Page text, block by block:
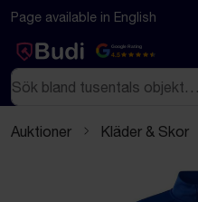
Hoppa till innehåll
Textbaserad (markdown)
Page available in English
Google Rating
4.5
Sök
Auktioner Kläder & Skor